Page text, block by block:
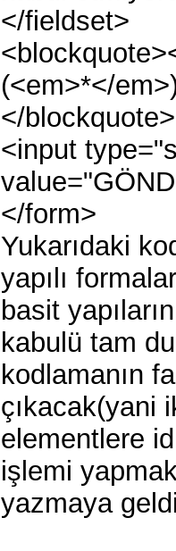
</fieldset>
(<em>*</
</blockquote>
<input
</form>
Yukarıdaki
yapılı
basit
kabulü tam
kodlamanın
çıkacak(yani
elementlere
işlemi
yazmaya